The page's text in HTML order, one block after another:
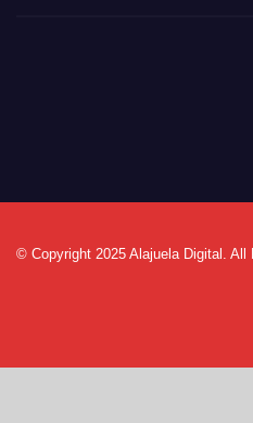
© Copyright 2025 Alajuela Digital. All